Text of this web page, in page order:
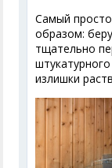
Самый
образом:
тщательно
излишки